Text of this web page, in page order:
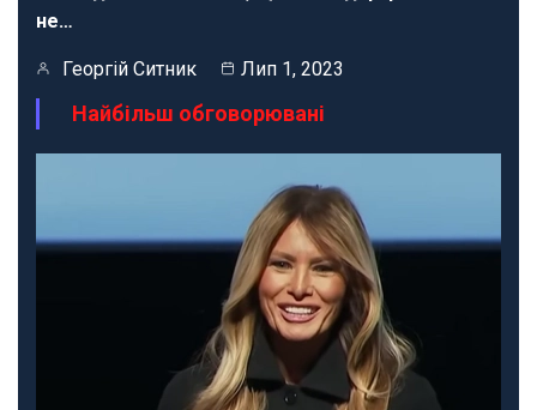
не…
Георгій Ситник Лип 1, 2023
Найбільш обговорювані